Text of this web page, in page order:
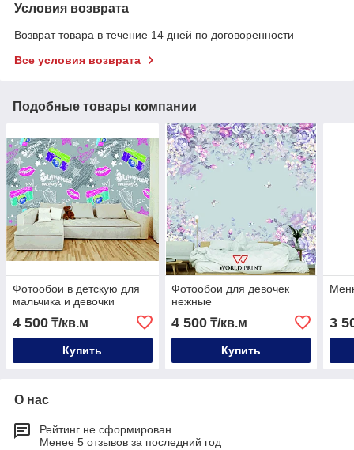
Условия возврата
Возврат товара в течение 14 дней по договоренности
Все условия возврата
Подобные товары компании
Фотообои в детскую для
мальчика и девочки
4 500 ₸/кв.м
Купить
Фотообои для девочек
нежные
4 500₸/кв.м
Купить
3
О нас
Рейтинг не сформирован
Менее 5 отзывов за последний год